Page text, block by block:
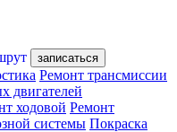
записаться
Ремонт трансмиссии
двигателей
ходовой Ремонт
системы Покраска